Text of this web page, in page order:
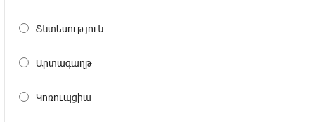
электростанция мощностью 15 кВт
Տնտեսություն
Արտագաղթ
Կոռուպցիա